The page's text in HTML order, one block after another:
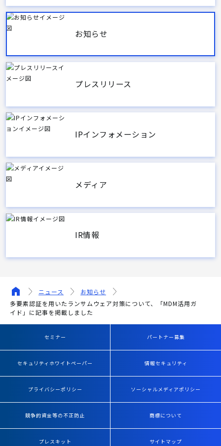
お知らせ
プレスリリース
IPインフォメーション
メディア
IR情報
ニュース
お知らせ
多要素認証を用いたランサムウェア対策について、「MDM活用ガ
イド」に記事を掲載しました
セミナー パートナー募集
セキュリティホワイトペーパー 情報セキュリティ
プライバシーポリシー ソーシャルメディアポリシー
競争的資金等の不正防止 商標について
プレスキット サイトマップ